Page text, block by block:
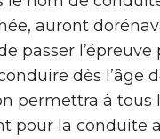
auront
passer
dès l’âge
permettra à tous
pour la conduite